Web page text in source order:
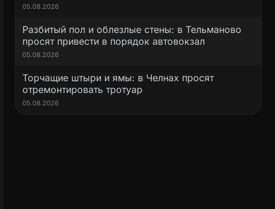
05.08.2026
Разбитый пол и облезлые стены: в Тельманово
просят привести в порядок автовокзал
05.08.2026
Торчащие штыри и ямы: в Челнах просят
отремонтировать тротуар
05.08.2026